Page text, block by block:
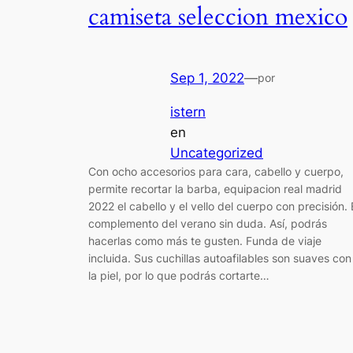
camiseta seleccion mexico
Sep 1, 2022—por
istern
en
Uncategorized
Con ocho accesorios para cara, cabello y cuerpo,
permite recortar la barba, equipacion real madrid
2022 el cabello y el vello del cuerpo con precisión.
complemento del verano sin duda. Así, podrás
hacerlas como más te gusten. Funda de viaje
incluida. Sus cuchillas autoafilables son suaves con
la piel, por lo que podrás cortarte…